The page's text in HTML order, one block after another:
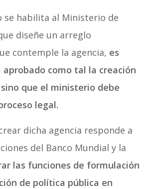
se habilita al Ministerio de
diseñe un arreglo
contemple la agencia, es
aprobado como tal la creación
que el ministerio debe
legal.
dicha agencia responde a
del Banco Mundial y la
las funciones de formulación
de política pública en